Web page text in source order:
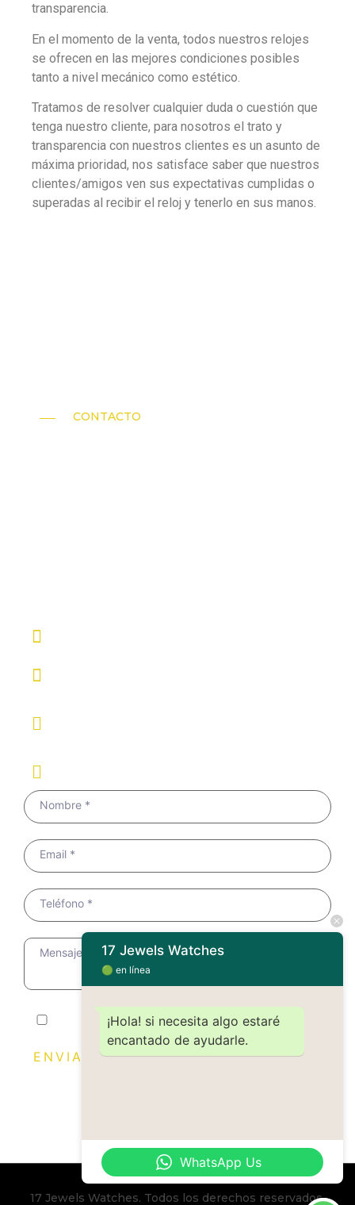
transparencia.
En el momento de la venta, todos nuestros relojes
se ofrecen en las mejores condiciones posibles
tanto a nivel mecánico como estético.
Tratamos de resolver cualquier duda o cuestión que
tenga nuestro cliente, para nosotros el trato y
transparencia con nuestros clientes es un asunto de
máxima prioridad, nos satisface saber que nuestros
clientes/amigos ven sus expectativas cumplidas o
superadas al recibir el reloj y tenerlo en sus manos.
CONTACTO
Nombre *
Email *
Teléfono *
Mensaje *
He leído y acepto lapolítica de privacidad
17 Jewels Watches. Todos los derechos reservados.
17 Jewels Watches
🟢 en línea
¡Hola! si necesita algo estaré
encantado de ayudarle.
WhatsApp Us